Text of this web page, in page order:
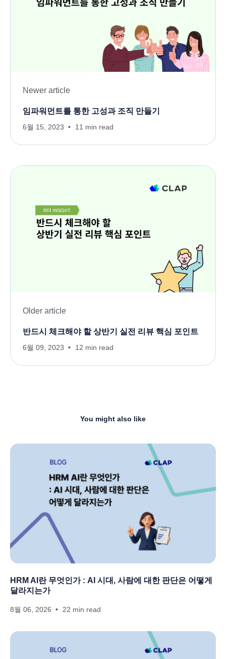
Newer article
임파워먼트를 통한 고성과 조직 만들기
6월 15, 2023 11 min read
Older article
반드시 체크해야 할 상반기 실전 리뷰 핵심 포인트
6월 09, 2023 12 min read
You might also like
HRM AI란 무엇인가 : AI 시대, 사람에 대한 판단은 어떻게
달라지는가
8월 06, 2026 22 min read